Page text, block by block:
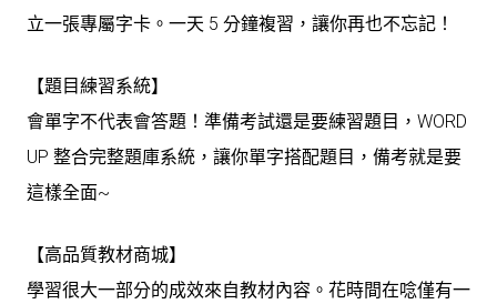
立一張專屬字卡。一天 5 分鐘複習，讓你再也不忘記！
【題目練習系統】
會單字不代表會答題！準備考試還是要練習題目，WORD
UP 整合完整題庫系統，讓你單字搭配題目，備考就是要
這樣全面~
【高品質教材商城】
學習很大一部分的成效來自教材內容。花時間在唸僅有一